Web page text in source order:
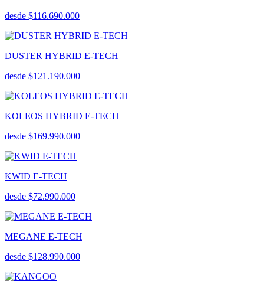
desde $116.690.000
DUSTER HYBRID E-TECH
desde $121.190.000
KOLEOS HYBRID E-TECH
desde $169.990.000
KWID E-TECH
desde $72.990.000
MEGANE E-TECH
desde $128.990.000